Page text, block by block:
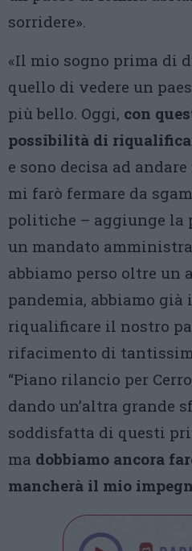
sorridere».
«Il mio sogno prima di
quello di vedere un
più bello. Oggi, con
possibilità di
e sono decisa ad
mi farò fermare da
politiche – aggiunge la
un mandato
abbiamo perso oltre un
pandemia, abbiamo già
riqualificare il nostro
rifacimento di
“Piano rilancio per
dando un’altra grande
soddisfatta di questi
ma dobbiamo ancora
mancherà il mio